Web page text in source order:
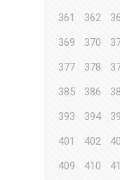
361
362
369
370
377
378
385
386
393
394
401
402
409
410